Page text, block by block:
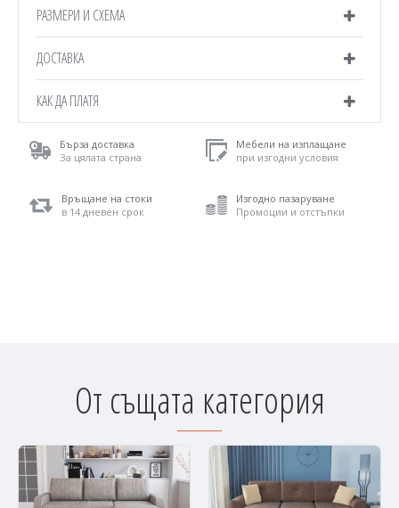
Бърза доставка
За цялата страна
Мебели на изплащане
при изгодни условия
Връщане на стоки
в 14 дневен срок
Изгодно пазаруване
Промоции и отстъпки
РАЗМЕРИ И СХЕМА
ДОСТАВКА
КАК ДА ПЛАТЯ
От същата категория